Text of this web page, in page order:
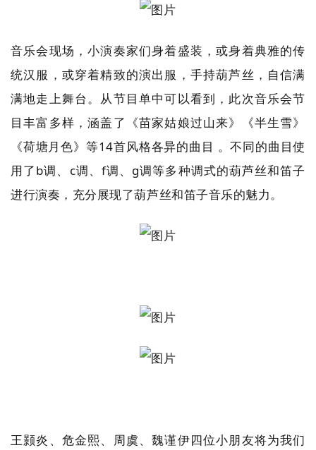
音乐会现场，小演奏家们身着盛装，或身着典雅的传
统汉服，或穿着精致的演出服，手持葫芦丝，自信满
满地走上舞台。从节目单中可以看到，此次音乐会节
目丰富多样，涵盖了《苗家姑娘过山来》《半生雪》
《荷塘月色》等14首风格各异的曲目 。不同的曲目使
用了b调、c调、f调、g调等多种调式的葫芦丝和笛子
进行演奏，充分展现了葫芦丝和笛子音乐的魅力。
王颢炎、危金熙、周虞、魏谨伊四位小朋友将为我们